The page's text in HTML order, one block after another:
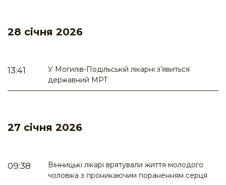
28 січня 2026
13:41
У Могилів-Подільській лікарні зʼявиться
державний МРТ
27 січня 2026
09:38
Вінницькі лікарі врятували життя молодого
чоловіка з проникаючим пораненням серця